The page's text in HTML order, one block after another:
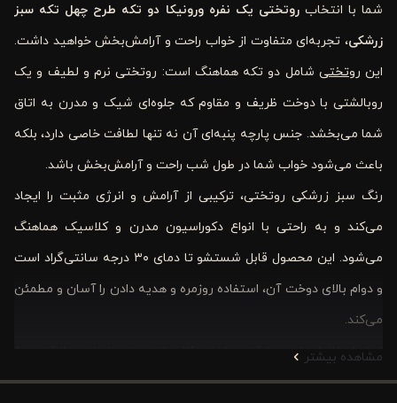
شما با انتخابروتختی یک نفره ورونیکا دو تکه طرح چهل ‌تکه سبز
زرشکی، تجربه‌ای متفاوت از خواب راحت و آرامش‌بخش خواهید داشت.
این روتختی شامل دو تکه هماهنگ است: روتختی نرم و لطیف و یک
روبالشتی با دوخت ظریف و مقاوم که جلوه‌ای شیک و مدرن به اتاق
شما می‌بخشد. جنس پارچه پنبه‌ای آن نه تنها لطافت خاصی دارد، بلکه
باعث می‌شود خواب شما در طول شب راحت و آرامش‌بخش باشد.
رنگ سبز زرشکی روتختی، ترکیبی از آرامش و انرژی مثبت را ایجاد
می‌کند و به راحتی با انواع دکوراسیون مدرن و کلاسیک هماهنگ
می‌شود. این محصول قابل شستشو تا دمای ۳۰ درجه سانتی‌گراد است
و دوام بالای دوخت آن، استفاده روزمره و هدیه دادن را آسان و مطمئن
می‌کند.
× ۷۰ سانتی‌متر است. بسته‌بندی سبک و جمع‌وجور، آماده هدیه دادن
مشاهده بیشتر